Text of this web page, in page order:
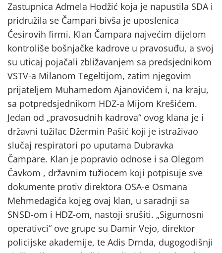
Zastupnica Admela Hodžić koja je napustila SDA i
pridružila se Čampari bivša je uposlenica
Ćesirovih firmi. Klan Čampara najvećim dijelom
kontroliše bošnjačke kadrove u pravosuđu, a svoj
su uticaj pojačali zbližavanjem sa predsjednikom
VSTV-a Milanom Tegeltijom, zatim njegovim
prijateljem Muhamedom Ajanovićem i, na kraju,
sa potpredsjednikom HDZ-a Mijom Krešićem.
Jedan od „pravosudnih kadrova“ ovog klana je i
državni tužilac Džermin Pašić koji je istraživao
slučaj respiratori po uputama Dubravka
Čampare. Klan je popravio odnose i sa Olegom
Čavkom , državnim tužiocem koji potpisuje sve
dokumente protiv direktora OSA-e Osmana
Mehmedagića kojeg ovaj klan, u saradnji sa
SNSD-om i HDZ-om, nastoji srušiti. „Sigurnosni
operativci“ ove grupe su Damir Vejo, direktor
policijske akademije, te Adis Drnda, dugogodišnji